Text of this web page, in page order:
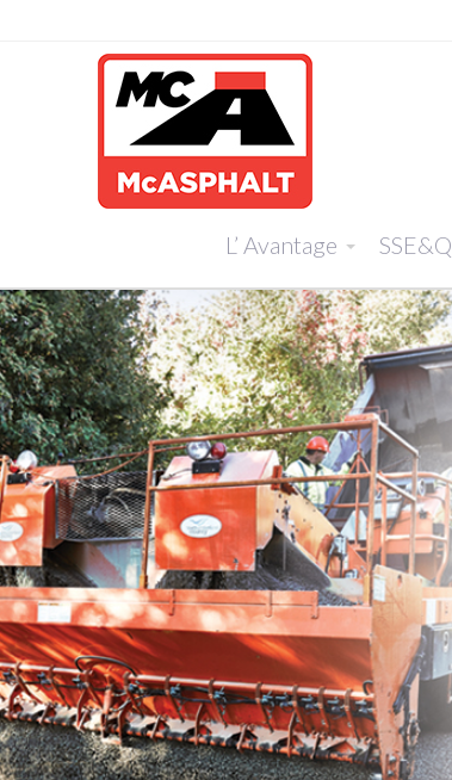
L’ Avantage SSE&Q